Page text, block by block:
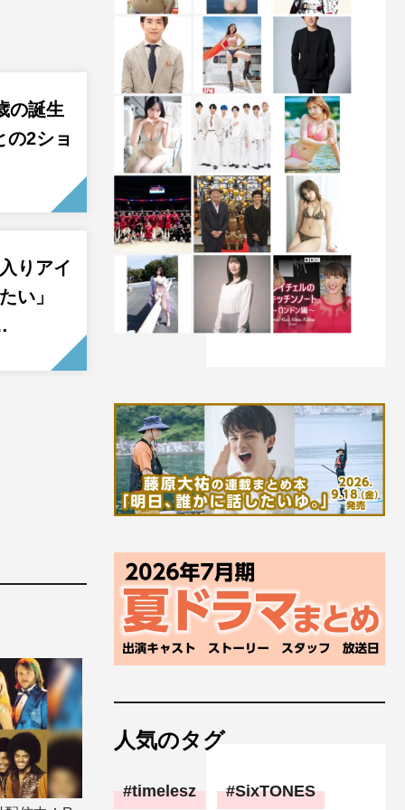
の誕生
の2ショ
りアイ
い」
人気のタグ
timelesz SixTONES